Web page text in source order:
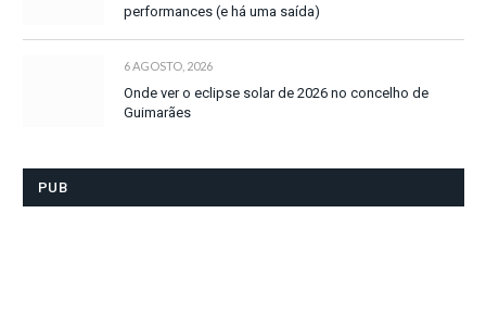
performances (e há uma saída)
6 AGOSTO, 2026
Onde ver o eclipse solar de 2026 no concelho de
Guimarães
PUB